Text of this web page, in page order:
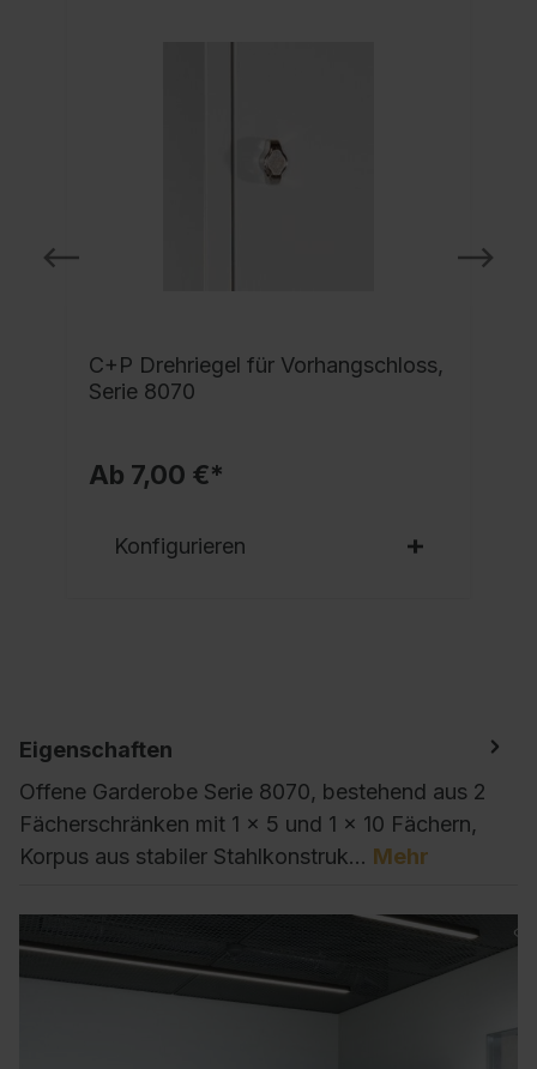
C+P Drehriegel für Vorhangschloss,
Serie 8070
Ab 7,00 €*
Konfigurieren
Eigenschaften
Offene Garderobe Serie 8070, bestehend aus 2
Fächerschränken mit 1 x 5 und 1 x 10 Fächern,
Korpus aus stabiler Stahlkonstruk… Mehr